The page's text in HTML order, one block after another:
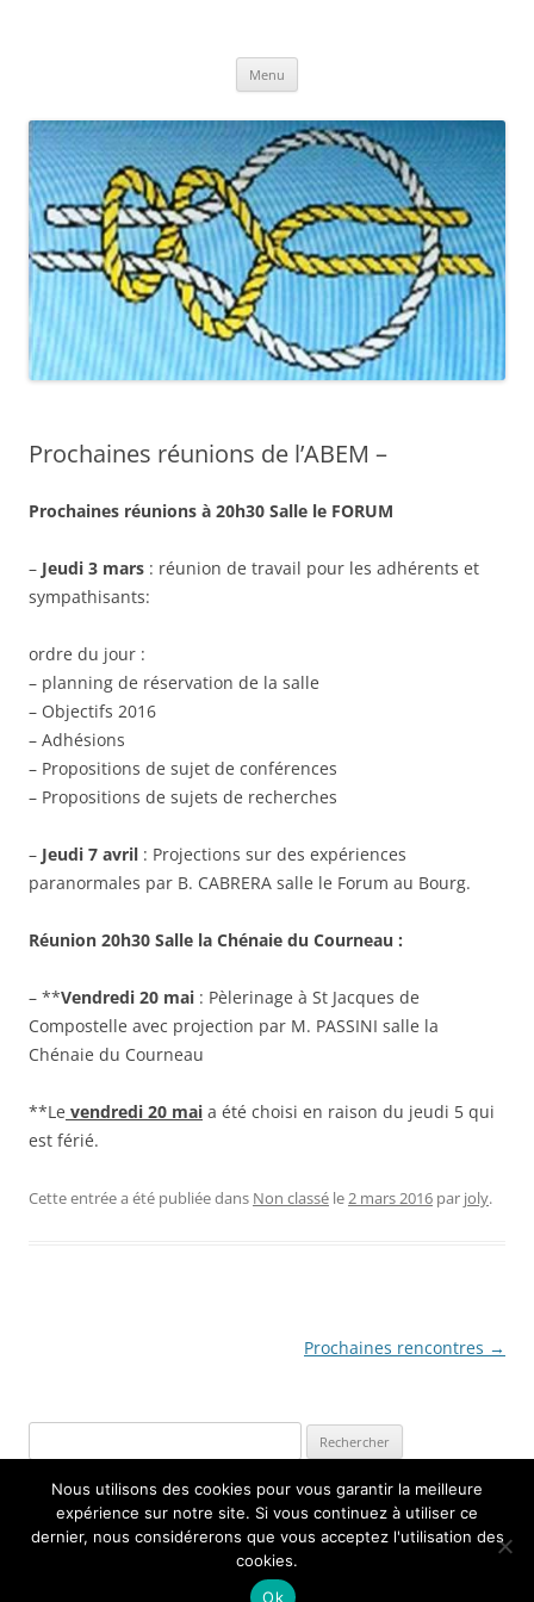
Menu
Prochaines réunions de l’ABEM –
Prochaines réunions à 20h30 Salle le FORUM
– Jeudi 3 mars : réunion de travail pour les adhérents et
sympathisants:
ordre du jour :
– planning de réservation de la salle
– Objectifs 2016
– Adhésions
– Propositions de sujet de conférences
– Propositions de sujets de recherches
– Jeudi 7 avril : Projections sur des expériences
paranormales par B. CABRERA salle le Forum au Bourg.
Réunion 20h30 Salle la Chénaie du Courneau :
– **Vendredi 20 mai : Pèlerinage à St Jacques de
Compostelle avec projection par M. PASSINI salle la
Chénaie du Courneau
**Le vendredi 20 mai a été choisi en raison du jeudi 5 qui
est férié.
Cette entrée a été publiée dans Non classé le2 mars 2016 par joly.
Prochaines rencontres →
Fièrement propulsé par WordPress
Nous utilisons des cookies pour vous garantir la meilleure
expérience sur notre site. Si vous continuez à utiliser ce
dernier, nous considérerons que vous acceptez l'utilisation des
cookies.
Ok